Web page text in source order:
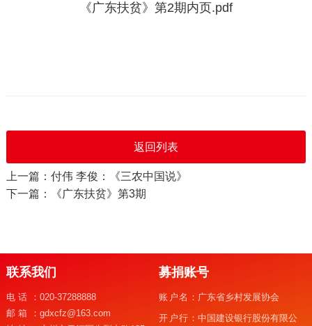
《广东扶贫》第2期内页.pdf
返回列表
上一篇：付伟 李俊：《三农中国说》
下一篇：《广东扶贫》第3期
联系我们
电话： 020-37288888
邮箱： gdxcfz@163.com
募捐账号
账户名： 广东省乡村发展协会
开户行：中国建设银行股份有限公